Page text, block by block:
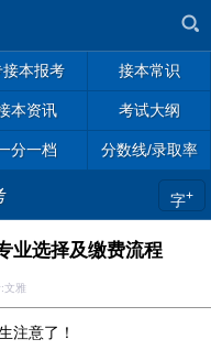
接本报考 接本常识
本资讯 考试大纲
分一档 分数线/录取率
字+
业选择及缴费流程
雅
注意了！